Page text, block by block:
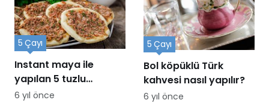
Instant maya ile
yapılan 5 tuzlu
ikramlık
5 Çayı
6 yıl önce
Bol köpüklü Türk
kahvesi nasıl yapılır?
5 Çayı
6 yıl önce